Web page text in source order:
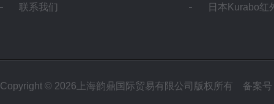
联系我们
日本Kurabo红
Copyright © 2026上海韵鼎国际贸易有限公司版权所有 备案